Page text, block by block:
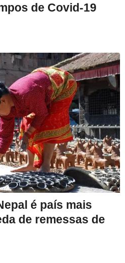
de Covid-19
é país mais
de remessas de